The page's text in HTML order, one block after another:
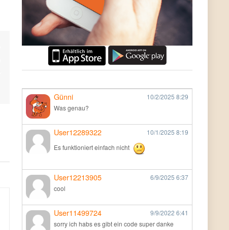
Günni 10/2/2025 8:29
Was genau?
User12289322 10/1/2025 8:19
Es funktioniert einfach nicht
User12213905 6/9/2025 6:37
cool
User11499724 9/9/2022 6:41
sorry ich habs es gibt ein code super danke